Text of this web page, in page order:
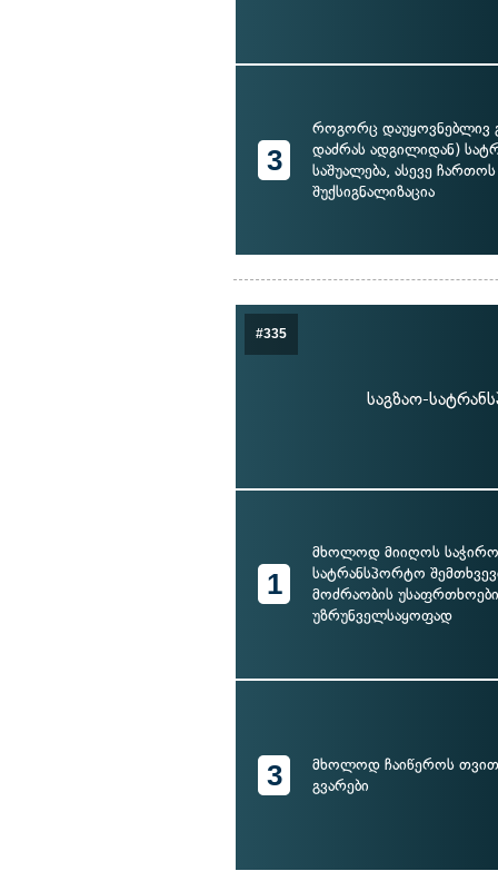
3
როგორც დაუყოვნებლივ
დაძრას ადგილიდან)
საშუალება, ასევე
შუქსიგნალიზაცია
#335
საგზაო-
1
მხოლოდ მიიღოს საჭირო
სატრანსპორტო
მოძრაობის
უზრუნველსაყოფად
3
მხოლოდ ჩაიწეროს
გვარები